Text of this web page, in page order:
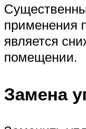
применения
является
помещении.
Замена